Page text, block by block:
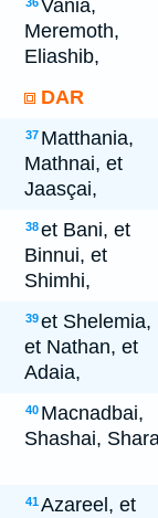
Vania,
Meremoth,
Eliashib,
DAR
37 Matthania,
Mathnai, et
Jaasçai,
38et Bani, et
Binnui, et
Shimhi,
39et Shelemia,
et Nathan, et
Adaia,
40 Macnadbai,
Shashai,
41Azareel, et